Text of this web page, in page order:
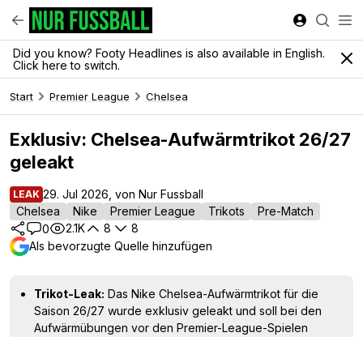
Did you know? Footy Headlines is also available in English.
Click here to switch.
Start Premier League Chelsea
Exklusiv: Chelsea-Aufwärmtrikot 26/27
geleakt
LEAK 29. Jul 2026, von Nur Fussball
Chelsea
Nike Premier League Trikots
Pre-Match
0
2.1K 8
8
Als bevorzugte Quelle hinzufügen
Trikot-Leak: Das Nike Chelsea-Aufwärmtrikot für die
Saison 26/27 wurde exklusiv geleakt und soll bei den
Aufwärmübungen vor den Premier-League-Spielen